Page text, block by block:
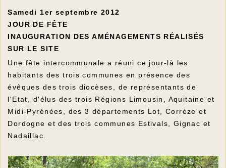
Samedi 1er septembre 2012
JOUR DE FÊTE
INAUGURATION DES AMÉNAGEMENTS RÉALISÉS
SUR LE SITE
Une fête intercommunale a réuni ce jour-là les
habitants des trois communes en présence des
évêques des trois diocèses, de représentants de
l'Etat, d'élus des trois Régions Limousin, Aquitaine et
Midi-Pyrénées, des 3 départements Lot, Corrèze et
Dordogne et des trois communes Estivals, Gignac et
Nadaillac.